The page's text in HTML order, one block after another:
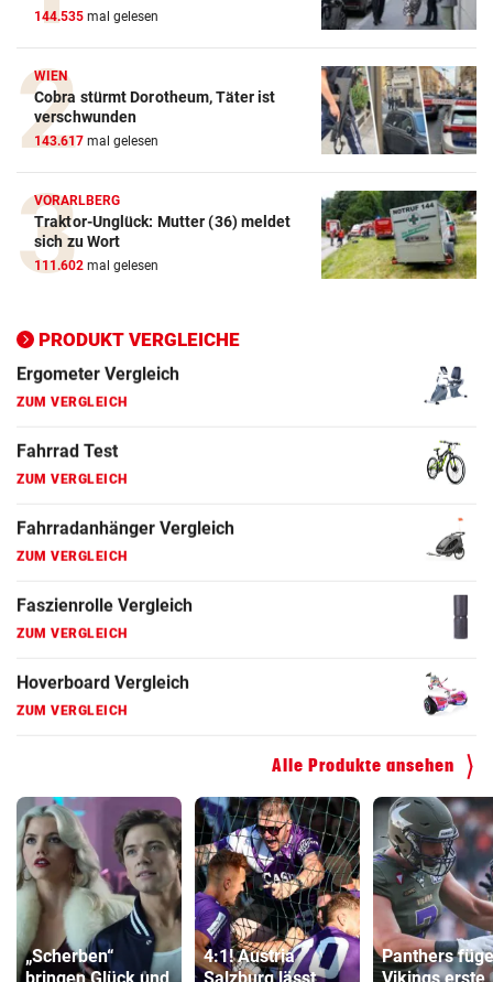
144.535 mal gelesen
WIEN
Cobra stürmt Dorotheum, Täter ist
verschwunden
143.617 mal gelesen
VORARLBERG
Traktor-Unglück: Mutter (36) meldet
sich zu Wort
111.602 mal gelesen
PRODUKT VERGLEICHE
ZUM VERGLEICH
Crosstrainer Vergleich
ZUM VERGLEICH
E-Bike Vergleich
ZUM VERGLEICH
Elektro-Scooter Vergleich
ZUM VERGLEICH
ZUM VERGLEICH
Fahrrad Test
ZUM VERGLEICH
Fahrradanhänger Vergleich
ZUM VERGLEICH
Faszienrolle Vergleich
ZUM VERGLEICH
Hoverboard Vergleich
ZUM VERGLEICH
Kinderfahrrad Vergleich
ZUM VERGLEICH
Alle Produkte ansehen
„Scherben“
4:1! Austria
Panthers